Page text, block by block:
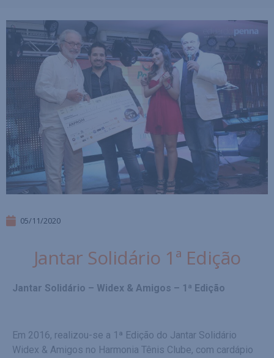
05/11/2020
Jantar Solidário 1ª Edição
Jantar Solidário – Widex & Amigos – 1ª Edição
Em 2016, realizou-se a 1ª Edição do Jantar Solidário
Widex & Amigos no Harmonia Tênis Clube, com cardápio